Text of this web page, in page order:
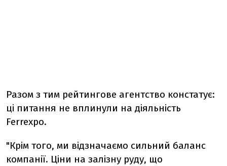
Разом з тим рейтингове агентство констатує:
ці питання не вплинули на діяльність
Ferrexpo.
"Крім того, ми відзначаємо сильний баланс
компанії. Ціни на залізну руду, що